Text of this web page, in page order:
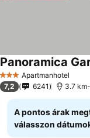
3 KategóriaApartmanhotel
Panoramica
7,2 6241 3.7
A pontos árak
válasszon